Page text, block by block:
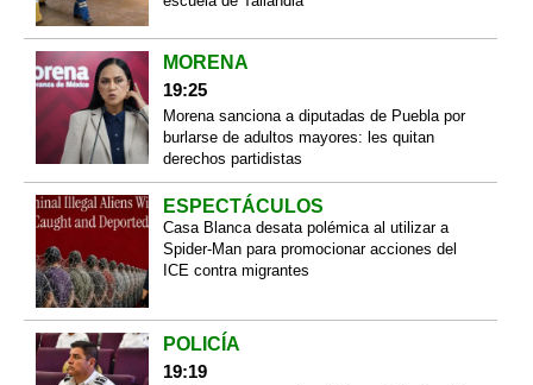
MORENA
19:25
Morena sanciona a diputadas de Puebla por
burlarse de adultos mayores: les quitan
derechos partidistas
ESPECTÁCULOS
Casa Blanca desata polémica al utilizar a
Spider-Man para promocionar acciones del
ICE contra migrantes
POLICÍA
19:19